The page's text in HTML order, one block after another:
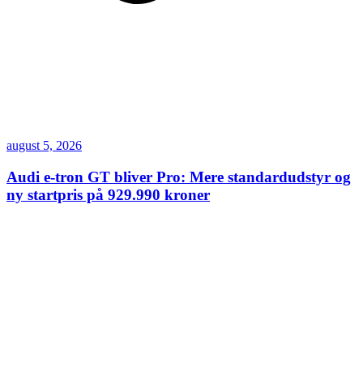
august 5, 2026
Audi e-tron GT bliver Pro: Mere standardudstyr og
ny startpris på 929.990 kroner